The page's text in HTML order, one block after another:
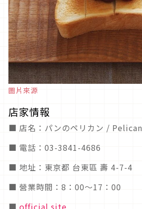
圖片來源
店家情報
■ 店名：パンのペリカン / Pelican
■ 電話：03-3841-4686
■ 地址：東京都 台東區 壽 4-7-4
■ 營業時間：8：00～17：00
■ official site